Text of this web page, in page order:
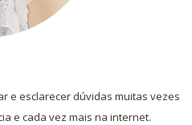
e esclarecer dúvidas muitas vezes
e cada vez mais na internet.